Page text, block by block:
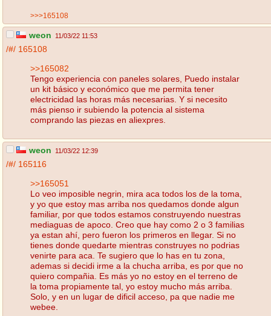
>>>165108
weon 11/03/22 11:53
/#/ 165108
>>165082
Tengo experiencia con paneles solares, Puedo instalar
un kit básico y económico que me permita tener
electricidad las horas más necesarias. Y si necesito
más pienso ir subiendo la potencia al sistema
comprando las piezas en aliexpres.
weon 11/03/22 12:39
/#/ 165116
>>165051
Lo veo imposible negrin, mira aca todos los de la toma,
y yo que estoy mas arriba nos quedamos donde algun
familiar, por que todos estamos construyendo nuestras
mediaguas de apoco. Creo que hay como 2 o 3 familias
ya estan ahí, pero fueron los primeros en llegar. Si no
tienes donde quedarte mientras construyes no podrias
venirte para aca. Te sugiero que lo has en tu zona,
ademas si decidi irme a la chucha arriba, es por que no
quiero compañia. Es más yo no estoy en el terreno de
la toma propiamente tal, yo estoy mucho más arriba.
Solo, y en un lugar de dificil acceso, pa que nadie me
webee.